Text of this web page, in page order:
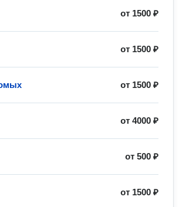
от 1500 ₽
от 1500 ₽
от 1500 ₽
от4000 ₽
от500 ₽
от 1500 ₽